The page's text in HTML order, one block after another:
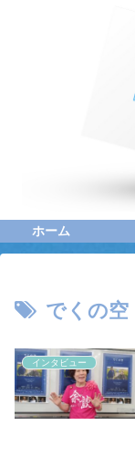
ホーム
でくの空
インタビュー